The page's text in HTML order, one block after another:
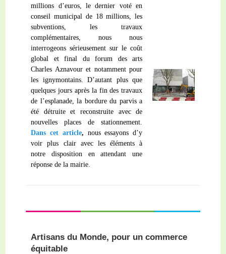
millions d’euros, le dernier voté en
conseil municipal de 18 millions, les
subventions, les travaux
complémentaires, nous nous
interrogeons sérieusement sur le coût
global et final du forum des arts
Charles Aznavour et notamment pour
les ignymontains. D’autant plus que
quelques jours après la fin des travaux
de l’esplanade, la bordure du parvis a
été détruite et reconstruite avec de
nouvelles places de stationnement.
Dans cet article, nous essayons d’y
voir plus clair avec les éléments à
notre disposition en attendant une
réponse de la mairie.
Artisans du Monde, pour un commerce
équitable